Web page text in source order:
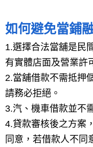
如何避免當鋪
1.選擇合法當舖是民
有實體店面及營業許
2.當舖借款不需抵押
請務必拒絕。
3.汽、機車借款並不
4.貸款審核後之方案
同意，若借款人不同